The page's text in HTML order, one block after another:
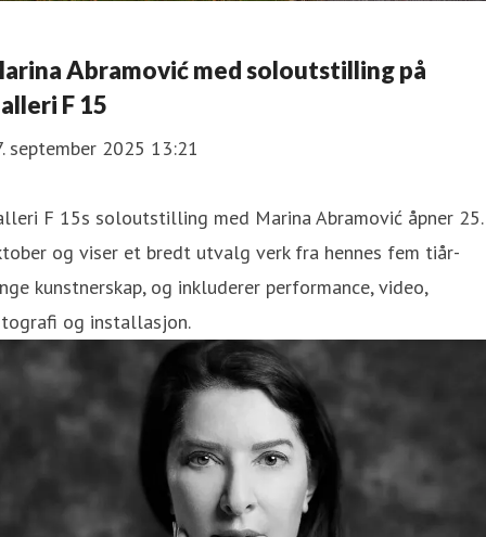
Abramović med soloutstilling på
F 15
september 2025 13:21
F 15s soloutstilling med Marina Abramović åpner 25.
og viser et bredt utvalg verk fra hennes fem tiår-
kunstnerskap, og inkluderer performance, video,
og installasjon.